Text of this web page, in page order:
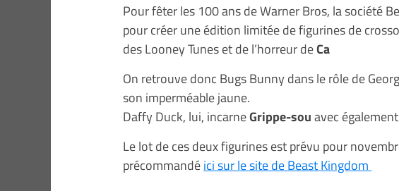
Pour fêter les 100 ans de Warner Bros, la société
pour créer une édition limitée de figurines de
des Looney Tunes et de l’horreur deCa
On retrouve donc Bugs Bunny dans le rôle de
son imperméable jaune.
Daffy Duck, lui, incarneGrippe-souavec
Le lot de ces deux figurines est prévu pour
précommandéici sur le site de Beast Kingdom